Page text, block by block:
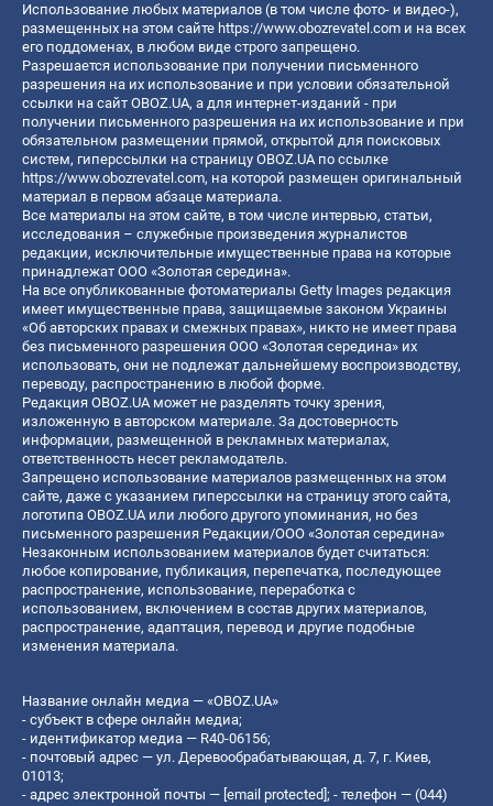
Использование любых материалов (в том числе фото- и видео-),
размещенных на этом сайте https://www.obozrevatel.com и на всех
его поддоменах, в любом виде строго запрещено.
Разрешается использование при получении письменного
разрешения на их использование и при условии обязательной
ссылки на сайт OBOZ.UA, а для интернет-изданий - при
получении письменного разрешения на их использование и при
обязательном размещении прямой, открытой для поисковых
систем, гиперссылки на страницу OBOZ.UA по ссылке
https://www.obozrevatel.com, на которой размещен оригинальный
материал в первом абзаце материала.
Все материалы на этом сайте, в том числе интервью, статьи,
исследования – служебные произведения журналистов
редакции, исключительные имущественные права на которые
принадлежат ООО «Золотая середина».
На все опубликованные фотоматериалы Getty Images редакция
имеет имущественные права, защищаемые законом Украины
«Об авторских правах и смежных правах», никто не имеет права
без письменного разрешения ООО «Золотая середина» их
использовать, они не подлежат дальнейшему воспроизводству,
переводу, распространению в любой форме.
Редакция OBOZ.UA может не разделять точку зрения,
изложенную в авторском материале. За достоверность
информации, размещенной в рекламных материалах,
ответственность несет рекламодатель.
Запрещено использование материалов размещенных на этом
сайте, даже с указанием гиперссылки на страницу этого сайта,
логотипа OBOZ.UA или любого другого упоминания, но без
письменного разрешения Редакции/ООО «Золотая середина»
Незаконным использованием материалов будет считаться:
любое копирование, публикация, перепечатка, последующее
распространение, использование, переработка с
использованием, включением в состав других материалов,
распространение, адаптация, перевод и другие подобные
изменения материала.
Название онлайн медиа — «OBOZ.UA»
- субъект в сфере онлайн медиа;
- идентификатор медиа — R40-06156;
- почтовый адрес — ул. Деревообрабатывающая, д. 7, г. Киев,
01013;
- адрес электронной почты — [email protected] ; - телефон — (044)